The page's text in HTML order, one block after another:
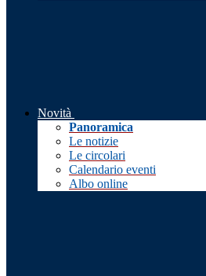
Novità
Panoramica
Le notizie
Le circolari
Calendario eventi
Albo online